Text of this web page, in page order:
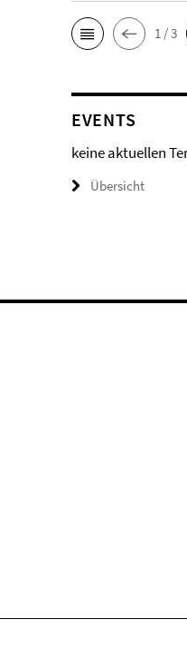
1 / 3
EVENTS
keine aktuellen
Übersicht